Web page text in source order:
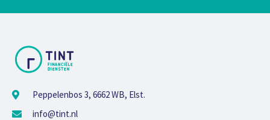
Peppelenbos 3, 6662 WB, Elst.
info@tint.nl